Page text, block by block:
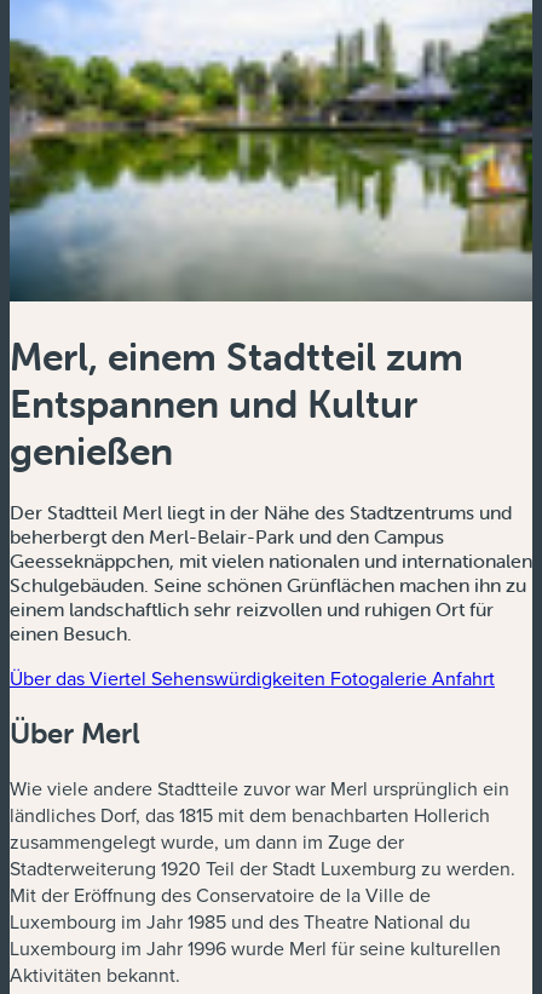
Merl, einem Stadtteil zum
Entspannen und Kultur
genießen
Der Stadtteil Merl liegt in der Nähe des Stadtzentrums und
beherbergt den Merl-Belair-Park und den Campus
Geesseknäppchen, mit vielen nationalen und internationalen
Schulgebäuden. Seine schönen Grünflächen machen ihn zu
einem landschaftlich sehr reizvollen und ruhigen Ort für
einen Besuch.
Über das Viertel Sehenswürdigkeiten FotogalerieAnfahrt
Über Merl
Wie viele andere Stadtteile zuvor war Merl ursprünglich ein
ländliches Dorf, das 1815 mit dem benachbarten Hollerich
zusammengelegt wurde, um dann im Zuge der
Stadterweiterung 1920 Teil der Stadt Luxemburg zu werden.
Mit der Eröffnung des Conservatoire de la Ville de
Luxembourg im Jahr 1985 und des Theatre National du
Luxembourg im Jahr 1996 wurde Merl für seine kulturellen
Aktivitäten bekannt.